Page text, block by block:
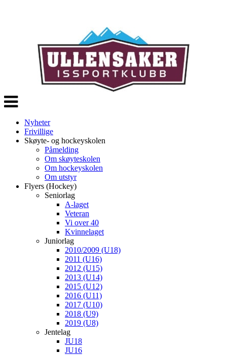
Veksle
navigasjon
Nyheter
Frivillige
Skøyte- og hockeyskolen
Påmelding
Om skøyteskolen
Om hockeyskolen
Om utstyr
Flyers (Hockey)
Seniorlag
A-laget
Veteran
Vi over 40
Kvinnelaget
Juniorlag
2010/2009 (U18)
2011 (U16)
2012 (U15)
2013 (U14)
2015 (U12)
2016 (U11)
2017 (U10)
2018 (U9)
2019 (U8)
Jentelag
JU18
JU16